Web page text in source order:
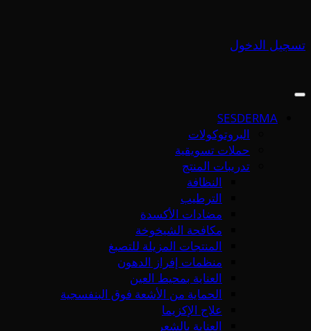
تسجيل الدخول
SESDERMA
البروتوكولات
حملات تسويقية
تدريبات المنتج
النظافة
الترطيب
مضادات الأكسدة
مكافحة الشيخوخة
المنتجات المزيلة للتصبغ
منظمات إفراز الدهون
العناية بمحيط العين
الحماية من الأشعة فوق البنفسجية
علاج الإكزيما
العناية بالشعر